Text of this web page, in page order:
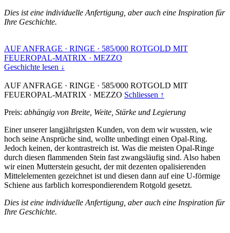
Dies ist eine individuelle Anfertigung, aber auch eine Inspiration für
Ihre Geschichte.
AUF ANFRAGE · RINGE · 585/000 ROTGOLD MIT
FEUEROPAL-MATRIX · MEZZO
Geschichte lesen ↓
AUF ANFRAGE · RINGE · 585/000 ROTGOLD MIT
FEUEROPAL-MATRIX · MEZZO Schliessen ↑
Preis: abhängig von Breite, Weite, Stärke und Legierung
Einer unserer langjährigsten Kunden, von dem wir wussten, wie
hoch seine Ansprüche sind, wollte unbedingt einen Opal-Ring.
Jedoch keinen, der kontrastreich ist. Was die meisten Opal-Ringe
durch diesen flammenden Stein fast zwangsläufig sind. Also haben
wir einen Mutterstein gesucht, der mit dezenten opalisierenden
Mittelelementen gezeichnet ist und diesen dann auf eine U-förmige
Schiene aus farblich korrespondierendem Rotgold gesetzt.
Dies ist eine individuelle Anfertigung, aber auch eine Inspiration für
Ihre Geschichte.